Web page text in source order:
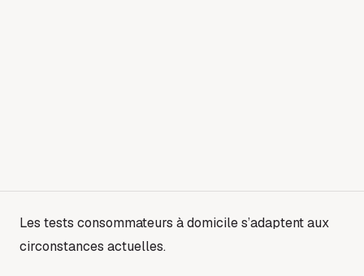
Les tests consommateurs à domicile s’adaptent aux
circonstances actuelles.